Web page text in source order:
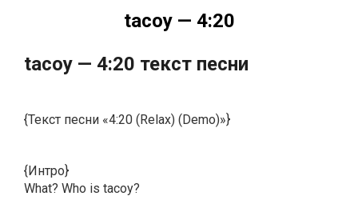
​​tасоy — 4:20
​​tасоy — 4:20 текст песни
{Текст песни «4:20 (Relax) (Demo)»}
{Интро}
What? Who is tacoy?